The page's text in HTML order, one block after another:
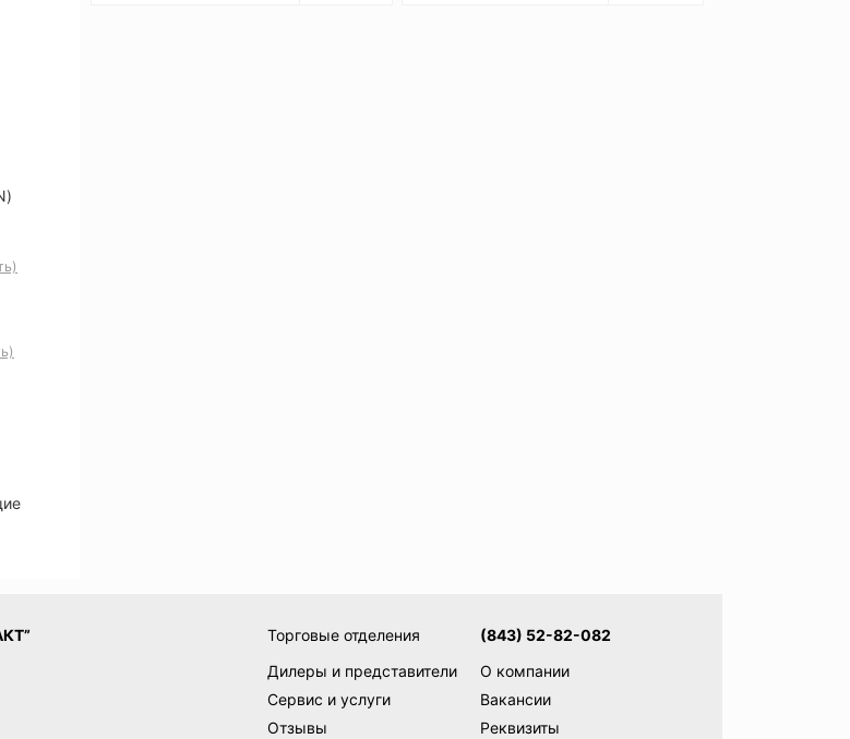
Торговые отделения
Дилеры и представители
Сервис и услуги
Отзывы
(843) 52-82-082
О компании
Вакансии
Реквизиты